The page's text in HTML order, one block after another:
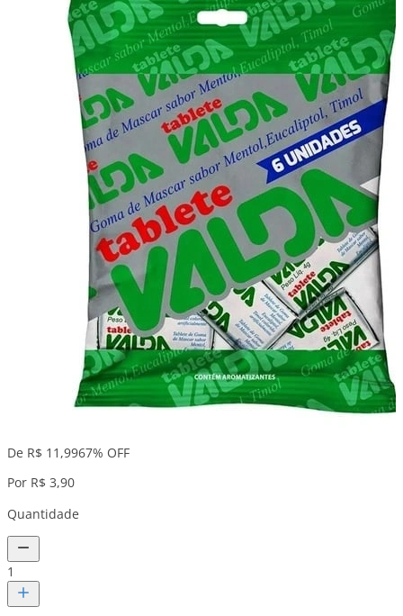
De R$ 11,9967% OFF
Por R$ 3,90
Quantidade
1